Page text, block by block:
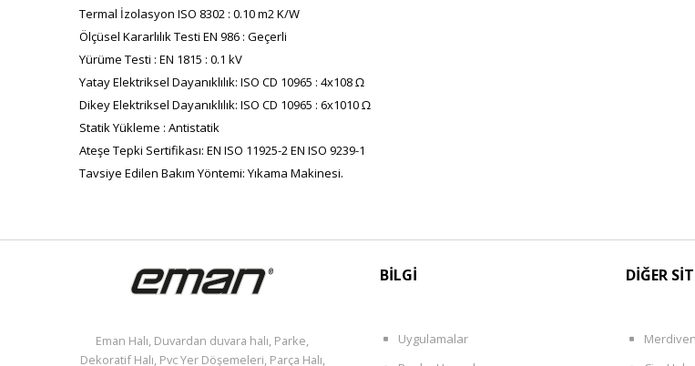
Termal İzolasyon ISO 8302 : 0.10 m2 K/W
Ölçüsel Kararlılık Testi EN 986 : Geçerli
Yürüme Testi : EN 1815 : 0.1 kV
Yatay Elektriksel Dayanıklılık: ISO CD 10965 : 4x108 Ω
Dikey Elektriksel Dayanıklılık: ISO CD 10965 : 6x1010 Ω
Statik Yükleme : Antistatik
Ateşe Tepki Sertifikası: EN ISO 11925-2 EN ISO 9239-1
Tavsiye Edilen Bakım Yöntemi: Yıkama Makinesi.
Eman Halı, Duvardan duvara halı, Parke,
Dekoratif Halı, Pvc Yer Döşemeleri, Parça Halı,
BİLGİ
Uygulamalar
DİĞER